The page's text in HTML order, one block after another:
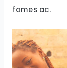
fames ac.